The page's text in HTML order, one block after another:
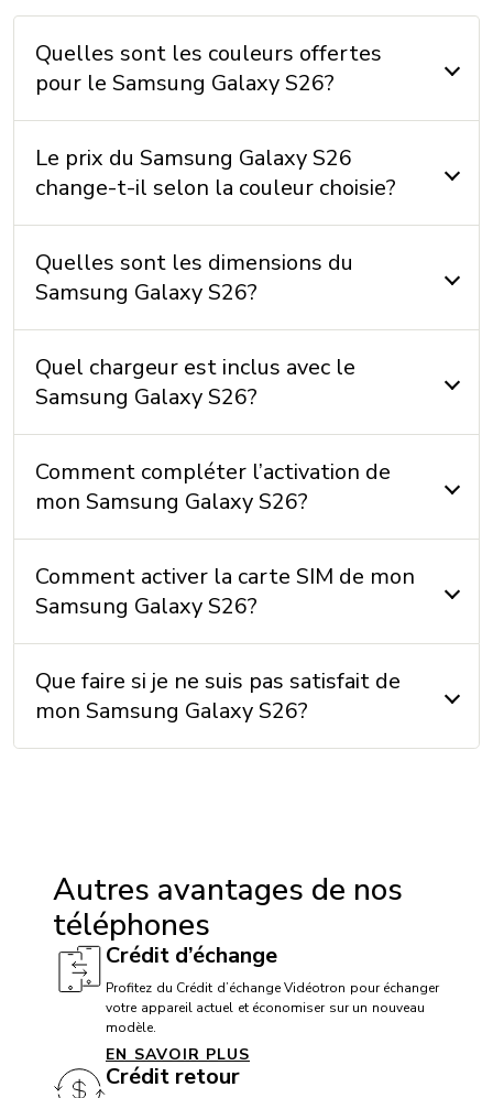
Wi-Fi: 802.11 a/b/g/n/ac/6e/7
DIMENSIONS
Hauteur: 149,6 mm
Largeur: 71,7 mm
Épaisseur: 7,2 mm
Poids: 167 g
Câble: Oui
Chargeur: Non
Instructions: Non
Mémoire externe: Non
Mémoire interne: 128 Go / 256 Go + 12 Go (RAM)
AUTRES
Accéléromètre: Oui
Boussole: Oui
GPS: Oui
Radio FM: Oui
Quelles sont les couleurs offertes
pour le Samsung Galaxy S26?
Le prix du Samsung Galaxy S26
change-t-il selon la couleur choisie?
Quelles sont les dimensions du
Samsung Galaxy S26?
Quel chargeur est inclus avec le
Samsung Galaxy S26?
Comment compléter l’activation de
mon Samsung Galaxy S26?
Comment activer la carte SIM de mon
Samsung Galaxy S26?
Que faire si je ne suis pas satisfait de
mon Samsung Galaxy S26?
Autres avantages de nos
téléphones
Crédit d’échange
Profitez du Crédit d’échange Vidéotron pour échanger
votre appareil actuel et économiser sur un nouveau
modèle.
EN SAVOIR PLUS
Crédit retour